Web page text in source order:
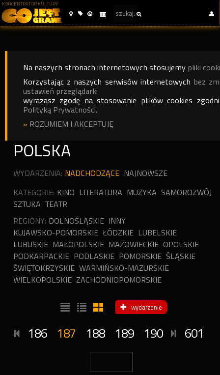
KONCENTRATOR KULTURY
Na naszych stronach internetowych stosujemy pliki
Korzystając z naszych serwisów internetowych bez
ustawień przeglądarki
wyrażasz zgodę na stosowanie plików cookies
Polityką Prywatności.
» ROZUMIEM I AKCEPTUJĘ
POLSKA
WYDARZENIA: NADCHODZĄCE NAJNOWSZE
KATEGORIE: KINO LITERATURA MUZYKA SAMOROZWÓJ
SZTUKA TEATR
REGIONY: DOLNOŚLĄSKIE INNY
KUJAWSKO-POMORSKIE ŁÓDZKIE LUBELSKIE
LUBUSKIE MAŁOPOLSKIE MAZOWIECKIE OPOLSKIE
PODKARPACKIE PODLASKIE POMORSKIE ŚLĄSKIE
ŚWIĘTOKRZYSKIE WARMIŃSKO-MAZURSKIE
WIELKOPOLSKIE ZACHODNIOPOMORSKIE
wydarzenie
186 187 188 189 190 601